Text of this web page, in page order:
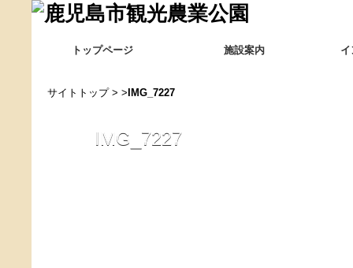
トップページ 施設案内
サイトトップ> > IMG_7227
IMG_7227